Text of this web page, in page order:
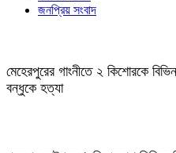
জনপ্রিয় সংবাদ
মেহেরপুরের গাংনীতে ২ কিশোরকে
বন্ধুকে হত্যা